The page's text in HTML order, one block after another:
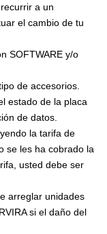
a un
el cambio de tu
SOFTWARE y/o
de accesorios.
estado de la placa
de datos.
la tarifa de
se les ha cobrado la
usted debe ser
arreglar unidades
si el daño del